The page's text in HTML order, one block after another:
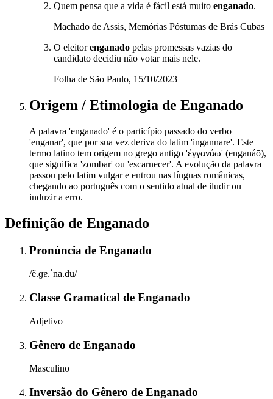
Quem pensa que a vida é fácil está muito enganado.
Machado de Assis, Memórias Póstumas de Brás Cubas
O eleitorenganado pelas promessas vazias do
candidato decidiu não votar mais nele.
Folha de São Paulo, 15/10/2023
Origem / Etimologia de Enganado
A palavra 'enganado' é o particípio passado do verbo
'enganar', que por sua vez deriva do latim 'ingannare'. Este
termo latino tem origem no grego antigo 'ἐγγανάω' (enganáō),
que significa 'zombar' ou 'escarnecer'. A evolução da palavra
passou pelo latim vulgar e entrou nas línguas românicas,
chegando ao português com o sentido atual de iludir ou
induzir a erro.
Definição de Enganado
Pronúncia de Enganado
/ẽ.ɡɐ.ˈna.du/
Classe Gramatical de Enganado
Adjetivo
Gênero de Enganado
Masculino
Inversão do Gênero de Enganado